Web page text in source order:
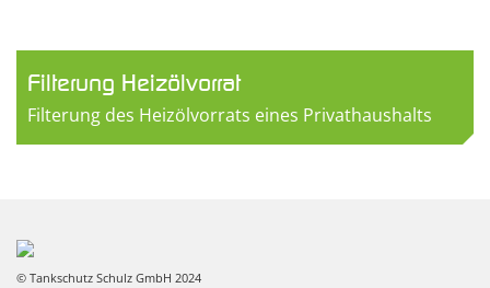
Filterung Heizölvorrat
Filterung des Heizölvorrats eines Privathaushalts
© Tankschutz Schulz GmbH 2024